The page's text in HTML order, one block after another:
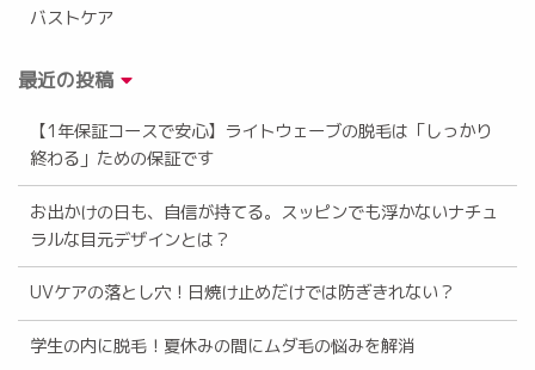
バストケア
最近の投稿
【1年保証コースで安心】ライトウェーブの脱毛は「しっかり
終わる」ための保証です
お出かけの日も、自信が持てる。スッピンでも浮かないナチュ
ラルな目元デザインとは？
UVケアの落とし穴！日焼け止めだけでは防ぎきれない？
学生の内に脱毛！夏休みの間にムダ毛の悩みを解消